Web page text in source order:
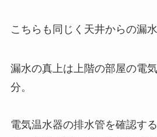
こちらも同じく天井からの漏水
漏水の真上は上階の部屋の電
分。
電気温水器の排水管を確認す